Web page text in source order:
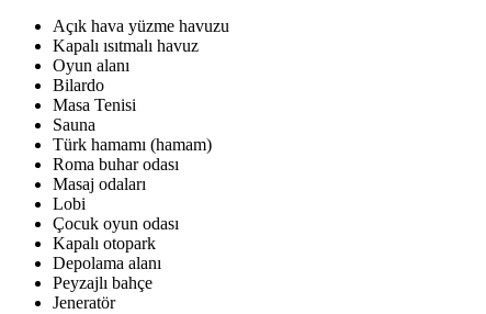
Açık hava yüzme havuzu
Kapalı ısıtmalı havuz
Oyun alanı
Bilardo
Masa Tenisi
Sauna
Türk hamamı (hamam)
Roma buhar odası
Masaj odaları
Lobi
Çocuk oyun odası
Kapalı otopark
Depolama alanı
Peyzajlı bahçe
Jeneratör